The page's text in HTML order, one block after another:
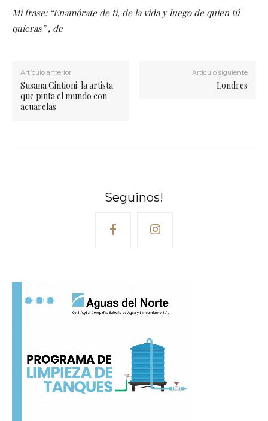
Mi frase: “Enamórate de ti, de la vida y luego de quien tú
quieras” , de
Artículo anterior
Susana Cintioni: la artista
que pinta el mundo con
acuarelas
Artículo siguiente
Londres
Seguinos!